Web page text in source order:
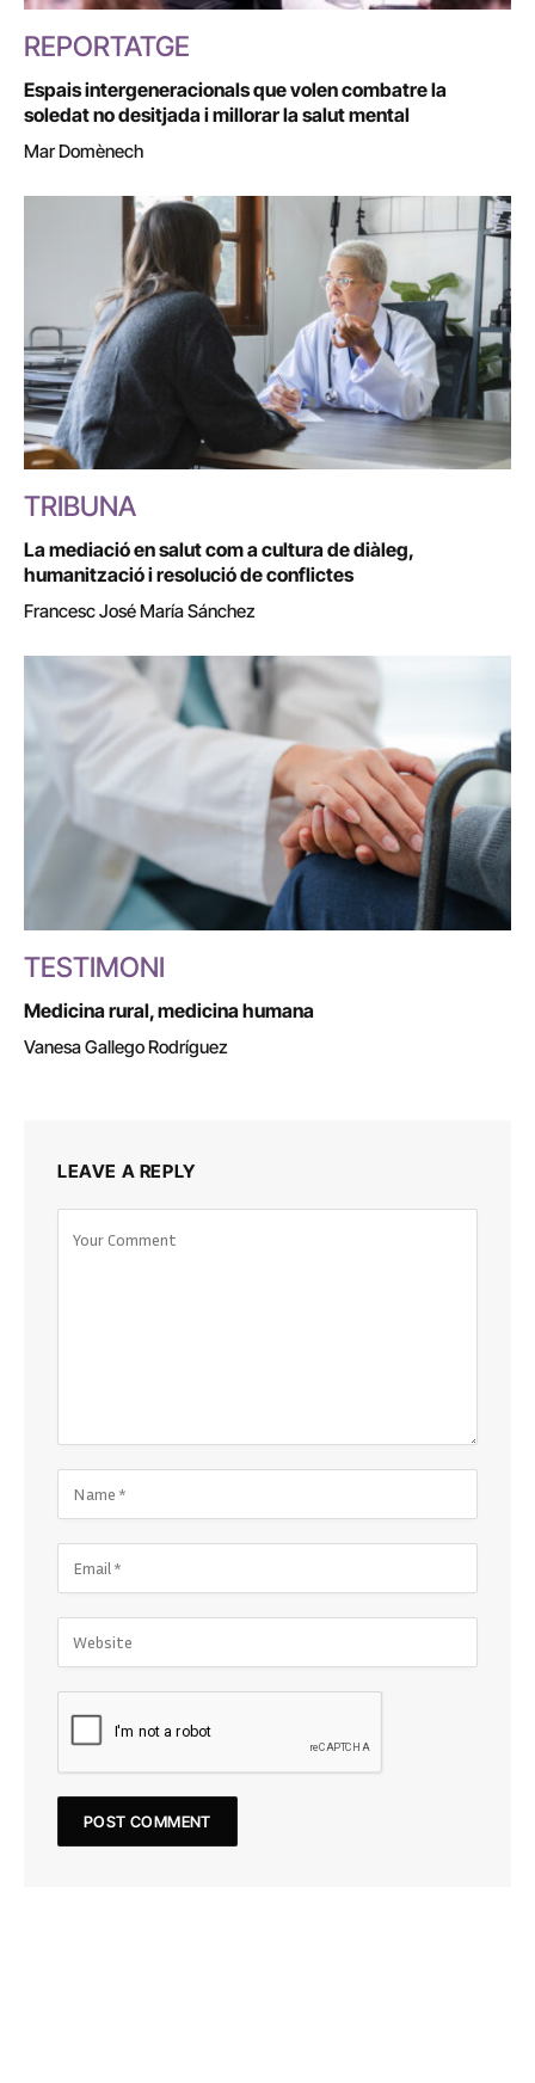
REPORTATGE
Espais intergeneracionals que volen combatre la
soledat no desitjada i millorar la salut mental
Mar Domènech
TRIBUNA
La mediació en salut com a cultura de diàleg,
humanització i resolució de conflictes
Francesc José María Sánchez
TESTIMONI
Medicina rural, medicina humana
Vanesa Gallego Rodríguez
LEAVE A REPLY